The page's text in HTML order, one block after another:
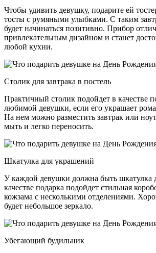
Чтобы удивить девушку, подарите ей
тосты с румяными улыбками. С таким
будет начинаться позитивно. Прибор
привлекательным дизайном и станет
любой кухни.
Столик для завтрака в постель
Практичный столик подойдет в качестве
любимой девушки, если его украшает
На нем можно разместить завтрак или
мыть и легко переносить.
Шкатулка для украшений
У каждой девушки должна быть шкатулка
качестве подарка подойдет стильная
кожзама с несколькими отделениями.
будет небольшое зеркало.
Убегающий будильник